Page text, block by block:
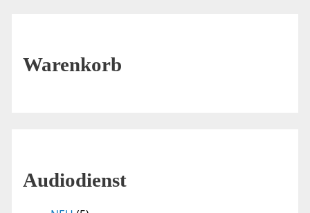
Warenkorb
Audiodienst